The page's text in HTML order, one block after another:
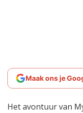
Maak ons je
Het avontuur van